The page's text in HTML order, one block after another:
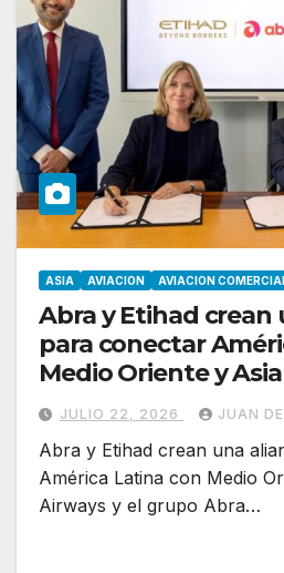
ASIA AVIACION AVIACION
Abra y Etihad crean
para conectar
Medio Oriente y Asia
JULIO 22, 2026 JUAN
Abra y Etihad crean una
América Latina con Medio
Airways y el grupo Abra…